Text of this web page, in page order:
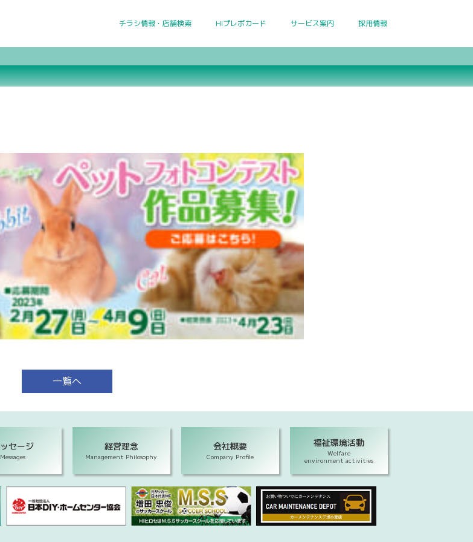
チラシ情報・店舗検索 Hiプレポカード サービス案内 採用情報
一覧へ
セージ
Messages
経営理念
Management Philosophy
会社概要
Company Profile
福祉環境活動
Welfare
environment activities